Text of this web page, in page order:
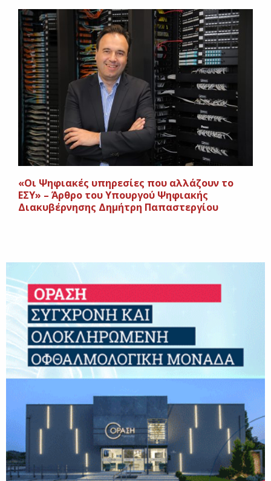
«Οι Ψηφιακές υπηρεσίες που αλλάζουν το
ΕΣΥ» – Άρθρο του Υπουργού Ψηφιακής
Διακυβέρνησης Δημήτρη Παπαστεργίου